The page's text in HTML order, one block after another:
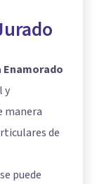
Enamorado
y
manera
de
puede